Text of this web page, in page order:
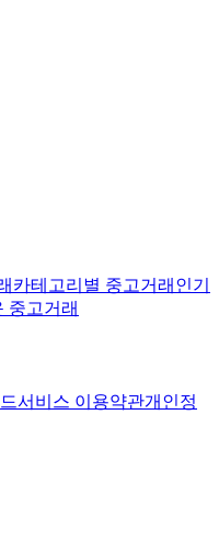
카테고리별 중고거래 인기
중고거래
서비스 이용약관개인정